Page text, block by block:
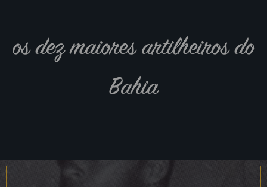
os dez maiores artilheiros do
Bahia